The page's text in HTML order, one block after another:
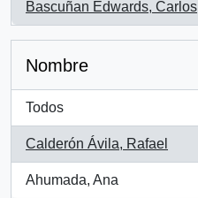
Bascuñan Edwards, Carlos
, 1 resultados
Nombre
Todos
Calderón Ávila, Rafael
, 1 resultados
Ahumada, Ana
, 1 resultados